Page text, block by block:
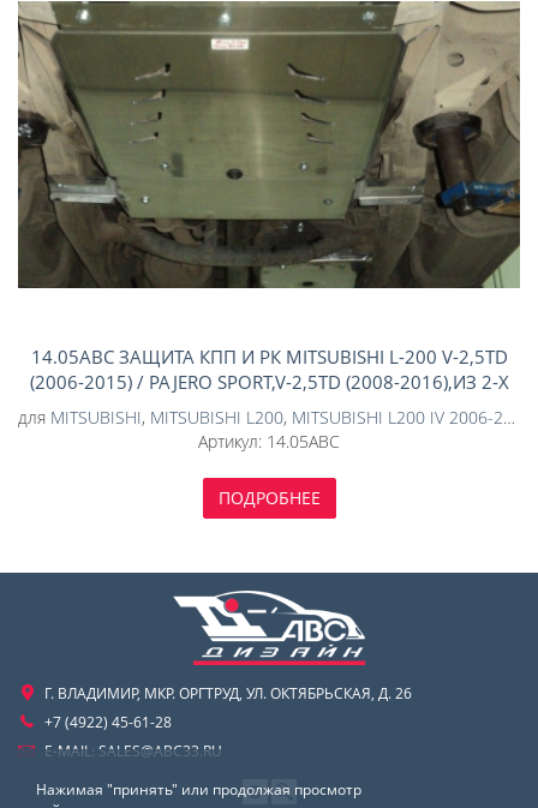
14.05ABC ЗАЩИТА КПП И РК MITSUBISHI L-200 V-2,5TD
(2006-2015) / PAJERO SPORT,V-2,5TD (2008-2016),ИЗ 2-Х
ЧАСТЕЙ (АЛЮМИНИЙ 4 ММ)
для MITSUBISHI, MITSUBISHI L200, MITSUBISHI L200 IV 2006-2015
Артикул: 14.05ABC
ПОДРОБНЕЕ
Г. ВЛАДИМИР, МКР. ОРГТРУД, УЛ. ОКТЯБРЬСКАЯ, Д. 26
+7 (4922) 45-61-28
E-MAIL: SALES@ABC33.RU
Нажимая "принять" или продолжая просмотр